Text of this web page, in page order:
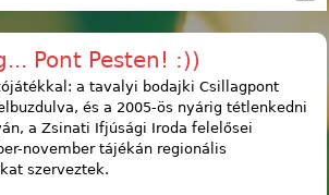
Pont Pesten! :))
a tavalyi bodajki Csillagpont
és a 2005-ös nyárig tétlenkedni
a Zsinati Ifjúsági Iroda felelősei
november tájékán regionális
szerveztek.